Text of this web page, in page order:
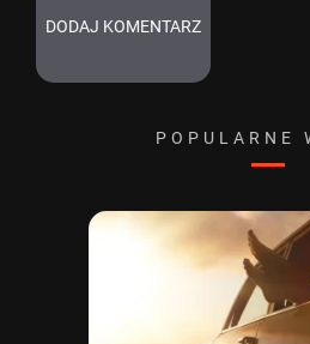
DODAJ KOMENTARZ
POPULARNE